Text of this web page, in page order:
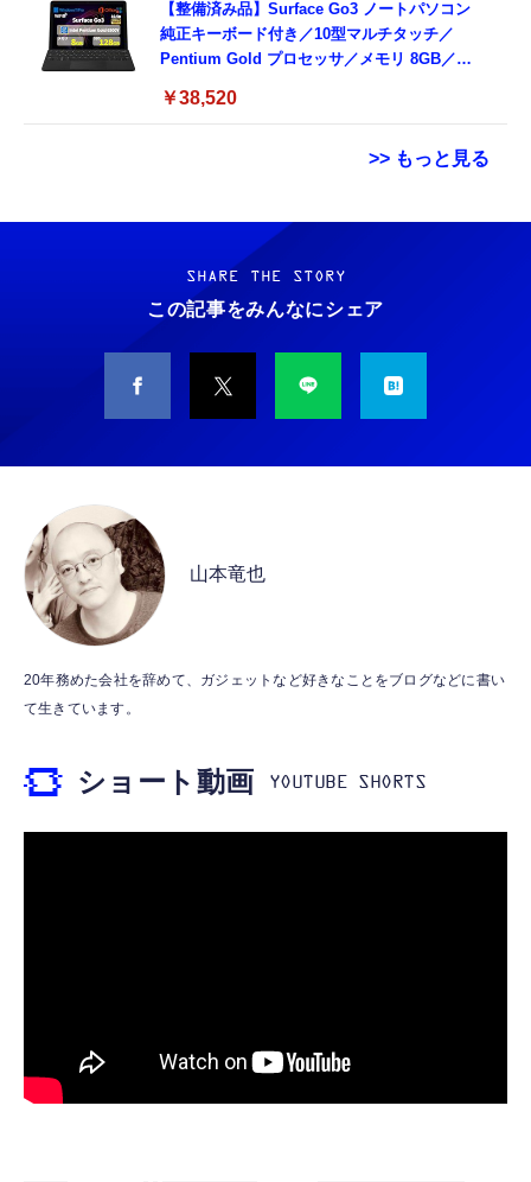
【整備済み品】Surface Go3 ノートパソコン
純正キーボード付き／10型マルチタッチ／
Pentium Gold プロセッサ／メモリ 8GB／
Bluetooth5.0／USB-C／1080p顔認証カメラ
￥38,520
>> もっと見る
Grithope イヤホン タイプC【2026新モデル
耐久性】 有線イヤホン マイク付き HiFi音質
ノイズ低減 重低音 遅延なし
￥949
タイプc 寝ホンイヤホン 寝ホン type-c 有線
睡眠用イヤホン 【音質強化バージョン
￥2,199
MFi認証 【ハイレゾ音質】 内蔵DAC 遅延な
し 48ビット/96KHz 音量調節対応
【HIFI音質】iphone イヤホンジャック ライ
￥999
霊界コミュニケーションロボット BAKETAN
WARASHI ばけたん ワラシ 改 KAI
￥5,400
M10SR AIペット（コミュニケーションロボッ
ト）
ット）
￥53,900
霊界コミュニケーションロボット BAKETAN
ジングベース付き ロペット 充電ベース付き
SHARE THE STORY
この記事をみんなにシェア
山本竜也
20年務めた会社を辞めて、ガジェットなど好きなことをブログなどに書い
て生きています。
ショート動画